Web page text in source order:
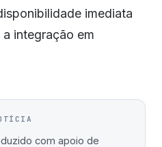
imediata
integração em
com apoio de